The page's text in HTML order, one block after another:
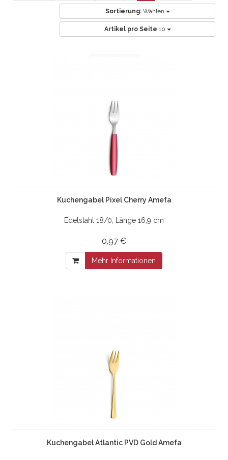
Sortierung: Wählen
Artikel pro Seite 10
Kuchengabel Pixel Cherry Amefa
Edelstahl 18/0, Länge 16,9 cm
0,97 €
Mehr Informationen
Kuchengabel Atlantic PVD Gold Amefa